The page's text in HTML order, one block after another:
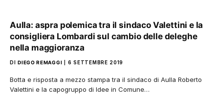
Aulla: aspra polemica tra il sindaco Valettini e la
consigliera Lombardi sul cambio delle deleghe
nella maggioranza
DI DIEGO REMAGGI 6 SETTEMBRE 2019
Botta e risposta a mezzo stampa tra il sindaco di Aulla Roberto
Valettini e la capogruppo di Idee in Comune…